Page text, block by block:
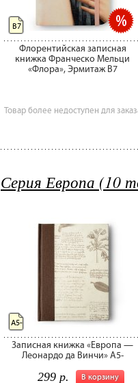
Флорентийская записная
книжка Франческо Мельци
«Флора», Эрмитаж B7
Товар более недоступен для
B7
Серия Европа (10
Записная книжка «Европа —
Леонардо да Винчи» А5-
В корзину
299 р.
А5-